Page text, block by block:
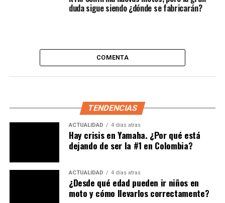
un scooter que tiene apariencia agresiva, buen
desempeño y presencia elegante.
Smartkey, un control que sustituye las veces de la llave
convencional; adicionando, por otra parte, una figura
duda sigue siendo ¿dónde se fabricarán?
COMENTA
TENDENCIAS
ACTUALIDAD 4 días atras
Hay crisis en Yamaha. ¿Por qué está
dejando de ser la #1 en Colombia?
ACTUALIDAD 4 días atras
¿Desde qué edad pueden ir niños en
moto y cómo llevarlos correctamente?